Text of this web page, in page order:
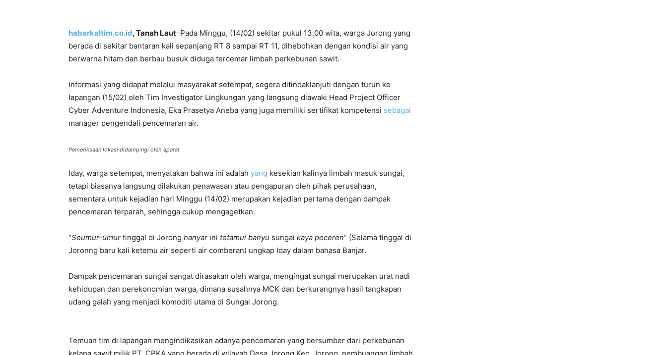
habarkaltim.co.id, Tanah Laut–Pada Minggu, (14/02) sekitar pukul 13.00 wita, warga Jorong yang
berada di sekitar bantaran kali sepanjang RT 8 sampai RT 11, dihebohkan dengan kondisi air yang
berwarna hitam dan berbau busuk diduga tercemar limbah perkebunan sawit.
Informasi yang didapat melalui masyarakat setempat, segera ditindaklanjuti dengan turun ke
lapangan (15/02) oleh Tim Investigator Lingkungan yang langsung diawaki Head Project Officer
Cyber Adventure Indonesia, Eka Prasetya Aneba yang juga memiliki sertifikat kompetensi sebagai
manager pengendali pencemaran air.
Pemeriksaan lokasi didampingi oleh aparat
Iday, warga setempat, menyatakan bahwa ini adalah yang kesekian kalinya limbah masuk sungai,
tetapi biasanya langsung dilakukan penawasan atau pengapuran oleh pihak perusahaan,
sementara untuk kejadian hari Minggu (14/02) merupakan kejadian pertama dengan dampak
pencemaran terparah, sehingga cukup mengagetkan.
“Seumur-umur tinggal di Jorong hanyar ini tetamui banyu sungai kaya peceren” (Selama tinggal di
Joronng baru kali ketemu air seperti air comberan) ungkap Iday dalam bahasa Banjar.
Dampak pencemaran sungai sangat dirasakan oleh warga, mengingat sungai merupakan urat nadi
kehidupan dan perekonomian warga, dimana susahnya MCK dan berkurangnya hasil tangkapan
udang galah yang menjadi komoditi utama di Sungai Jorong.
Temuan tim di lapangan mengindikasikan adanya pencemaran yang bersumber dari perkebunan
kelapa sawit milik PT. CPKA yang berada di wilayah Desa Jorong Kec. Jorong, pembuangan limbah